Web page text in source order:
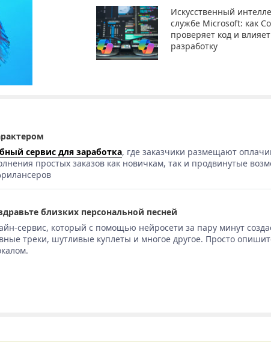
Искусственный
службе Microsoft: как
проверяет код и
разработку
сервис для заработка, где заказчики размещают
простых заказов как новичкам, так и продвинутые
близких персональной песней
сервис, который с помощью нейросети за пару минут
треки, шутливые куплеты и многое другое. Просто